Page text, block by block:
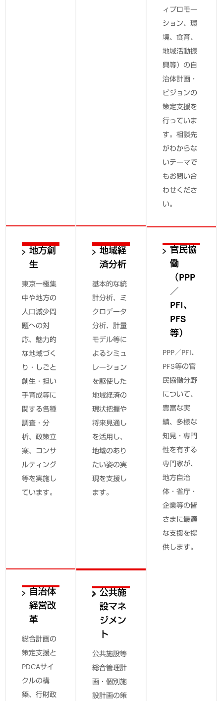
地方創
生
東京一極集
中や地方の
人口減少問
題への対
応、魅力的
な地域づく
り・しごと
創生・担い
手育成等に
関する各種
調査・分
析、政策立
案、コンサ
ルティング
等を実施し
ています。
地域経
済分析
基本的な統
計分析、ミ
クロデータ
分析、計量
モデル等に
よるシミュ
レーション
を駆使した
地域経済の
現状把握や
将来見通し
を活用し、
地域のあり
たい姿の実
現を支援し
ます。
ィプロモー
ション、環
境、食育、
地域活動振
興等）の自
治体計画・
ビジョンの
策定支援を
行っていま
す。相談先
がわからな
いテーマで
もお問い合
わせくださ
い。
自治体
経営改
革
総合計画の
策定支援と
PDCAサイ
クルの構
築、行財政
地域産
業振興
地域経済を
支える産業
の持続的発
展や、中小
企業の活力
維持・成長
官民協
働
（PPP
／
PFI、
PFS
等）
PPP／PFI、
PFS等の官
民協働分野
について、
豊富な実
績、多様な
知見・専門
性を有する
専門家が、
地方自治
体・省庁・
企業等の皆
さまに最適
な支援を提
供します。
公共施
設マネ
ジメン
ト
公共施設等
総合管理計
画・個別施
設計画の策